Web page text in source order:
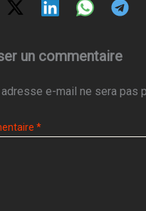
un commentaire
e-mail ne sera pas
*